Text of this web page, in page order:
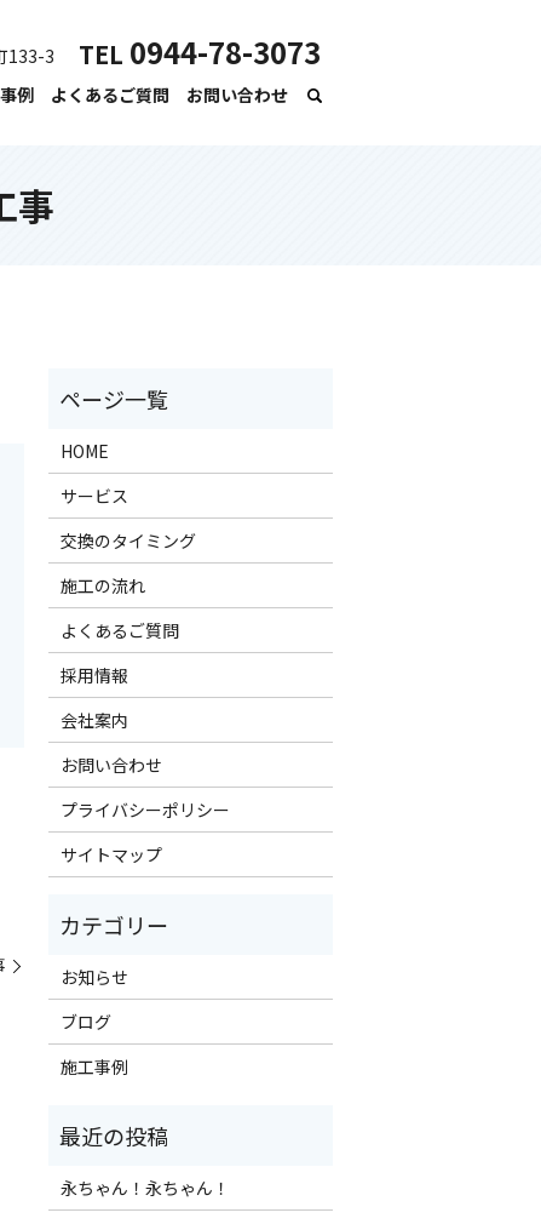
例 よくあるご質問 お問い合わせ
133-3 TEL 0944-78-3073
事
HOME
サービス
交換のタイミング
施工の流れ
よくあるご質問
採用情報
会社案内
お問い合わせ
プライバシーポリシー
サイトマップ
お知らせ
ブログ
施工事例
永ちゃん！永ちゃん！